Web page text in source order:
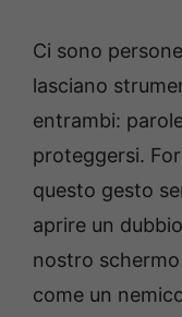
Ci sono
lasciano
entrambi:
proteggersi.
questo gesto
aprire un
nostro
come un